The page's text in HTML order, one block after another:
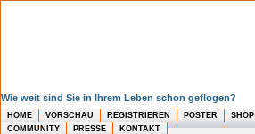
Wie weit sind Sie in Ihrem Leben schon geflogen?
HOME VORSCHAU REGISTRIEREN POSTER
SHOP
COMMUNITY
PRESSE KONTAKT